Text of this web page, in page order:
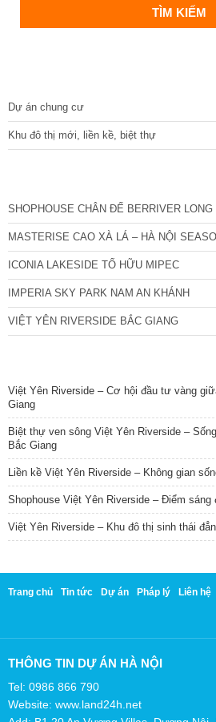
Dự án chung cư
Khu đô thị mới, liền kề, biệt thự
SHOPHOUSE CHÂN ĐẾ BERRIVER LONG
MASTERISE CAO XÀ LÁ – HÀ NỘI
ICONIA LAKESIDE TỐ HỮU MIPEC
IMPERIA SKY PARK NAM AN KHÁNH
VIỆT YÊN RIVERSIDE BẮC GIANG
Việt Yên Riverside – Cơ hội đầu tư vàng
Giang
Biệt thự ven sông Việt Yên Riverside –
Bắc Giang
Liền kề Việt Yên Riverside – Không gian
Shophouse Việt Yên Riverside – Điểm
Việt Yên Riverside – Khu đô thị sinh thái
Trang chủ Tin tức Dự án Pháp lý Liên hệ
THÔNG TIN DỰ ÁN HÀ NỘI
Tel: 0986 866 790
Website: www.land24h.net